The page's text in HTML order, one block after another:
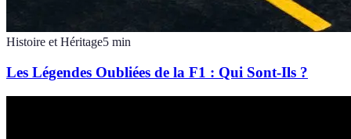
Histoire et Héritage5 min
Les Légendes Oubliées de la F1 : Qui Sont-Ils ?